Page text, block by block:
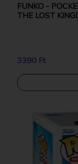
FUNKO -
THE LOST
3390 Ft